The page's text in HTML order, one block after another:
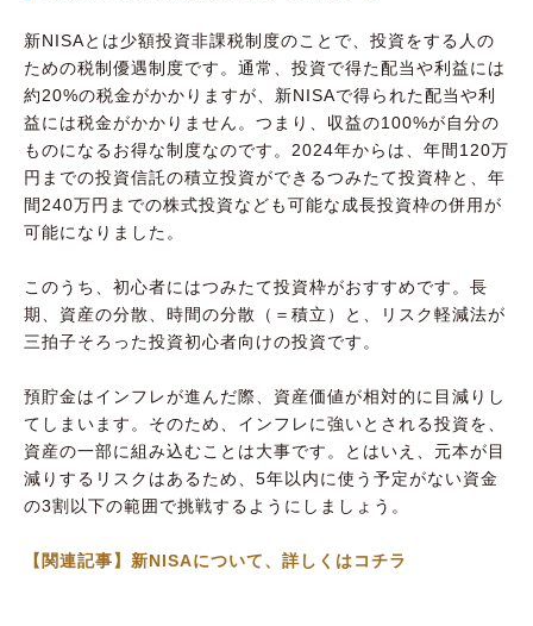
新NISAとは少額投資非課税制度のことで、投資をする人の
ための税制優遇制度です。通常、投資で得た配当や利益には
約20%の税金がかかりますが、新NISAで得られた配当や利
益には税金がかかりません。つまり、収益の100%が自分の
ものになるお得な制度なのです。2024年からは、年間120万
円までの投資信託の積立投資ができるつみたて投資枠と、年
間240万円までの株式投資なども可能な成長投資枠の併用が
可能になりました。
このうち、初心者にはつみたて投資枠がおすすめです。長
期、資産の分散、時間の分散（＝積立）と、リスク軽減法が
三拍子そろった投資初心者向けの投資です。
預貯金はインフレが進んだ際、資産価値が相対的に目減りし
てしまいます。そのため、インフレに強いとされる投資を、
資産の一部に組み込むことは大事です。とはいえ、元本が目
減りするリスクはあるため、5年以内に使う予定がない資金
の3割以下の範囲で挑戦するようにしましょう。
【関連記事】新NISAについて、詳しくはコチラ